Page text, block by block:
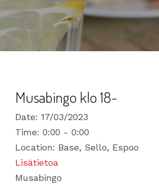
Musabingo klo 18-
Date: 17/03/2023
Time: 0:00 - 0:00
Location: Base, Sello, Espoo
Lisätietoa
Musabingo